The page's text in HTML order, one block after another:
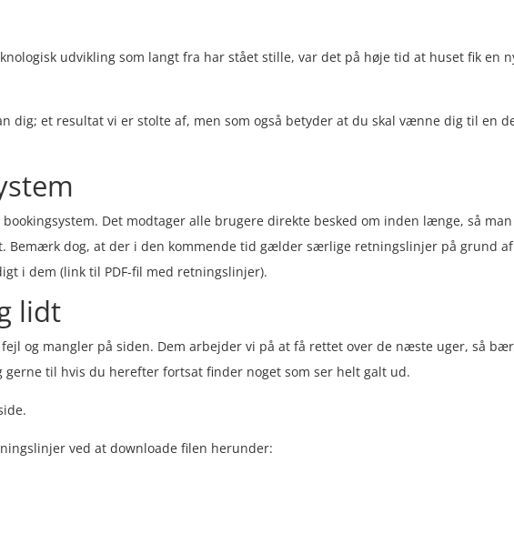
udvikling som langt fra har stået stille, var det på høje tid at huset fik en
dig; et resultat vi er stolte af, men som også betyder at du skal vænne dig til en
Det modtager alle brugere direkte besked om inden længe, så man
Bemærk dog, at der i den kommende tid gælder særlige retningslinjer på grund af
i dem (link til PDF-fil med retningslinjer).
lidt
og mangler på siden. Dem arbejder vi på at få rettet over de næste uger, så bær
gerne til hvis du herefter fortsat finder noget som ser helt galt ud.
ved at downloade filen herunder: